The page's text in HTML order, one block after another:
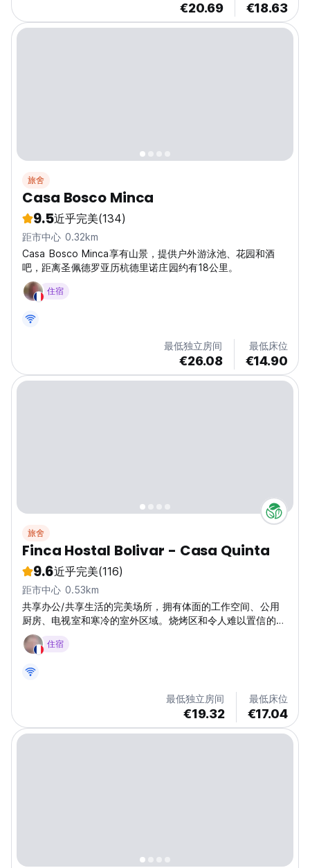
€20.69 €18.63
旅舍
Casa Bosco Minca
9.5近乎完美(134)
距市中心 0.32km
Casa Bosco Minca享有山景，提供户外游泳池、花园和酒
吧，距离圣佩德罗亚历杭德里诺庄园约有18公里。
住宿
最低独立房间
€26.08
最低床位
€14.90
旅舍
Finca Hostal Bolivar - Casa Quinta
9.6近乎完美(116)
距市中心 0.53km
共享办公/共享生活的完美场所，拥有体面的工作空间、公用
厨房、电视室和寒冷的室外区域。烧烤区和令人难以置信的露
台，可欣赏加勒比海的壮丽景色。
住宿
最低独立房间
€19.32
最低床位
€17.04